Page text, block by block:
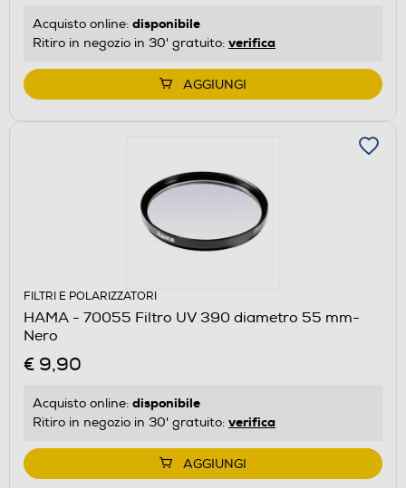
Acquisto online: disponibile
Ritiro in negozio in 30' gratuito: verifica
AGGIUNGI
FILTRI E POLARIZZATORI
HAMA - 70055 Filtro UV 390 diametro 55 mm-
Nero
€ 9,90
Acquisto online: disponibile
Ritiro in negozio in 30' gratuito: verifica
AGGIUNGI